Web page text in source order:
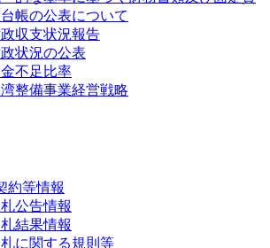
帳の公表について
収支状況報告
状況の公表
不足比率
整備事業経営戦略
約等情報
札公告情報
札結果情報
札に関する規則等